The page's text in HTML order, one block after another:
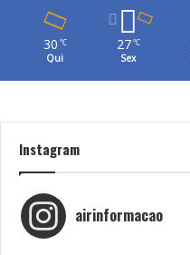
30 ℃
Qui
27 ℃
Sex
Instagram
airinformacao